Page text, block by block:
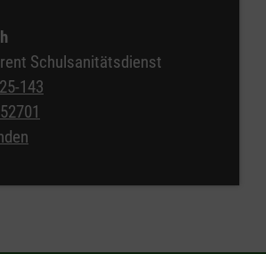
Schulsanitätsdienst
143